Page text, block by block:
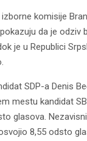
komisije
da je odziv
je u Republici
SDP-a Denis
mestu kandidat
glasova.
8,55 odsto